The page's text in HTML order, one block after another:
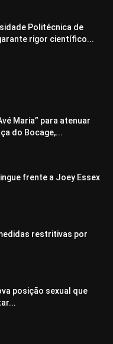
Politécnica de
rigor científico...
Maria” para atenuar
do Bocage,...
frente a Joey Essex
restritivas por
posição sexual que